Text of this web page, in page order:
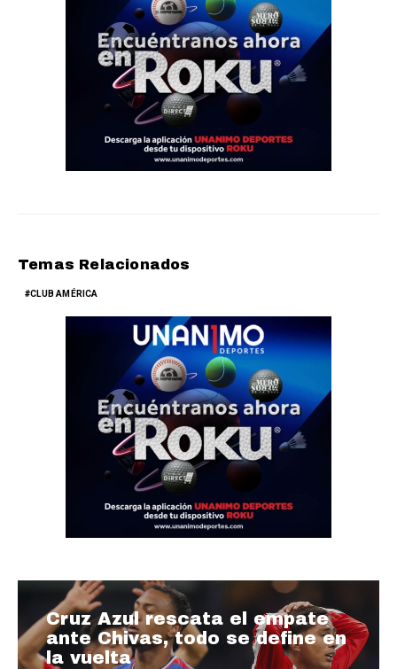
Temas Relacionados
CLUB AMÉRICA
Cruz Azul rescata el empate
ante Chivas, todo se define en
la vuelta